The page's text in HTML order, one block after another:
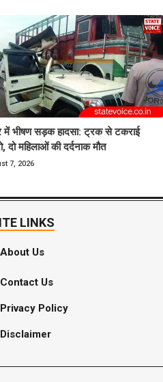
में भीषण सड़क हादसा: ट्रक से टकराई
दो महिलाओं की दर्दनाक मौत
7, 2026
LINKS
About Us
Contact Us
Privacy Policy
Disclaimer